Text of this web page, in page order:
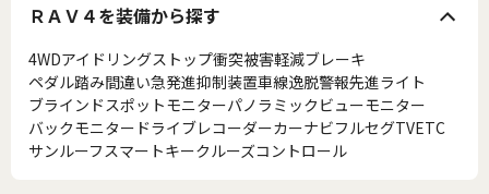
ＲＡＶ４を装備から探す
4WDアイドリングストップ衝突被害軽減ブレーキ
ペダル踏み間違い急発進抑制装置車線逸脱警報先進ライト
ブラインドスポットモニターパノラミックビューモニター
バックモニター ドライブレコーダーカーナビフルセグTVETC
サンルーフ スマートキークルーズコントロール